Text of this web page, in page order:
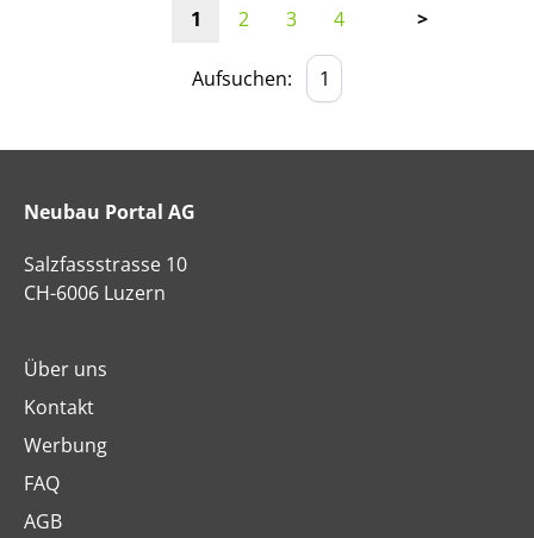
1 2 3 4 >
Aufsuchen:
Neubau Portal AG
Salzfassstrasse 10
CH-6006 Luzern
Über uns
Kontakt
Werbung
FAQ
AGB